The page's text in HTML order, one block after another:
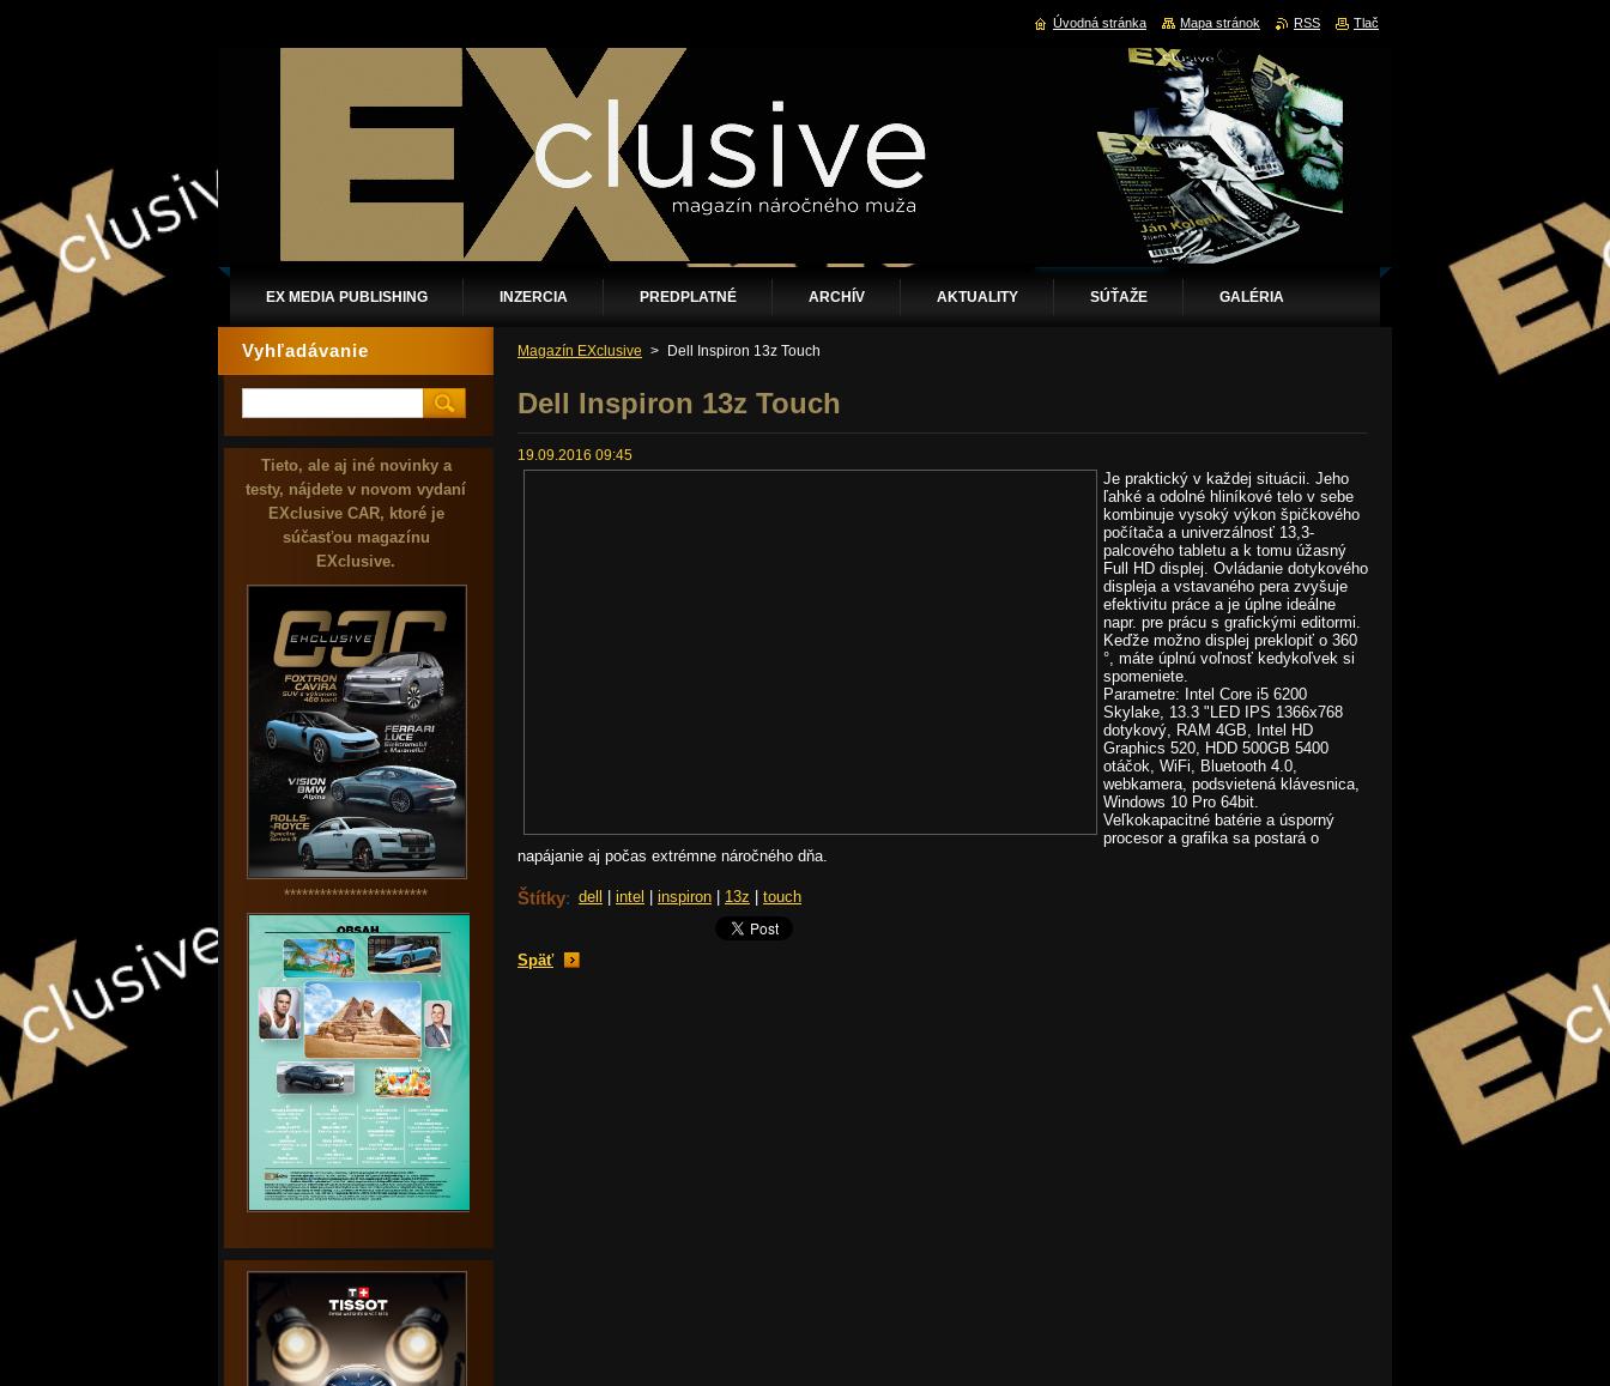
EX MEDIA PUBLISHING INZERCIA PREDPLATNÉ ARCHÍV AKTUALITY SÚŤAŽE GALÉRIA
Magazín EXclusive > Dell Inspiron 13z Touch
Dell Inspiron 13z Touch
19.09.2016 09:45
Je praktický v každej situácii. Jeho
ľahké a odolné hliníkové telo v sebe
kombinuje vysoký výkon špičkového
počítača a univerzálnosť 13,3-
palcového tabletu a k tomu úžasný
Full HD displej. Ovládanie dotykového
displeja a vstavaného pera zvyšuje
efektivitu práce a je úplne ideálne
napr. pre prácu s grafickými editormi.
Keďže možno displej preklopiť o 360
°, máte úplnú voľnosť kedykoľvek si
spomeniete.
Parametre: Intel Core i5 6200
Skylake, 13.3 "LED IPS 1366x768
dotykový, RAM 4GB, Intel HD
Graphics 520, HDD 500GB 5400
otáčok, WiFi, Bluetooth 4.0,
webkamera, podsvietená klávesnica,
Windows 10 Pro 64bit.
Veľkokapacitné batérie a úsporný
procesor a grafika sa postará o
napájanie aj počas extrémne náročného dňa.
Štítky: dell intel inspiron 13z touch
Späť
Vyhľadávanie
Tieto, ale aj iné novinky a
testy, nájdete v novom vydaní
EXclusive CAR, ktoré je
súčasťou magazínu
EXclusive.
************************
Úvodná stránka Mapa stránok RSS Tlač